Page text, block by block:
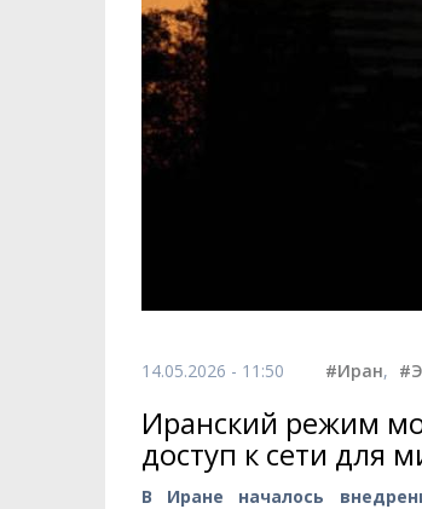
14.05.2026 - 11:50 #Иран,
Иранский режим
доступ к сети для
В Иране началось